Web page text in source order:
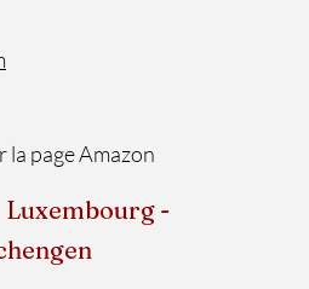
page Amazon
-